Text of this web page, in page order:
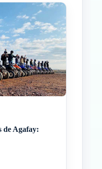
intermedias
de Agafay: